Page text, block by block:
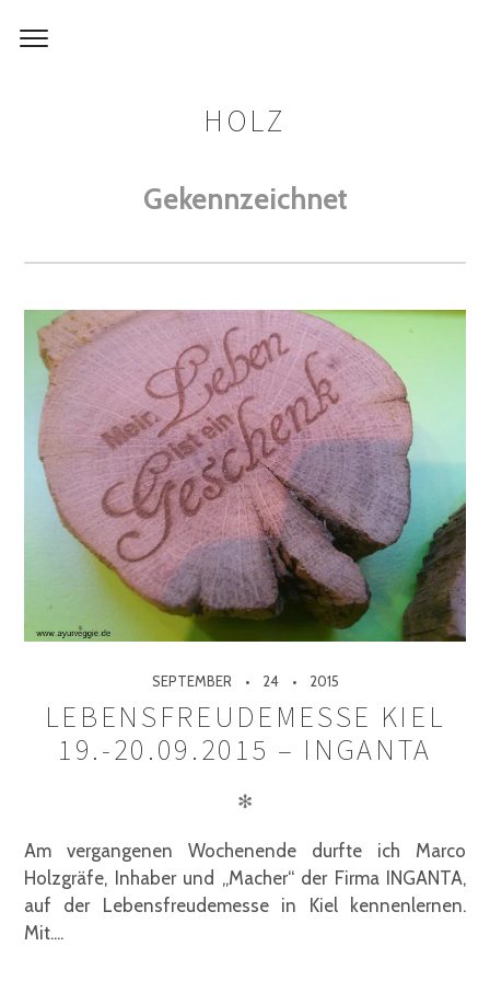
HOLZ
Gekennzeichnet
SEPTEMBER 24 2015
LEBENSFREUDEMESSE KIEL
19.-20.09.2015 – INGANTA
✻
Am vergangenen Wochenende durfte ich Marco
Holzgräfe, Inhaber und „Macher“ der Firma INGANTA,
auf der Lebensfreudemesse in Kiel kennenlernen.
Mit....